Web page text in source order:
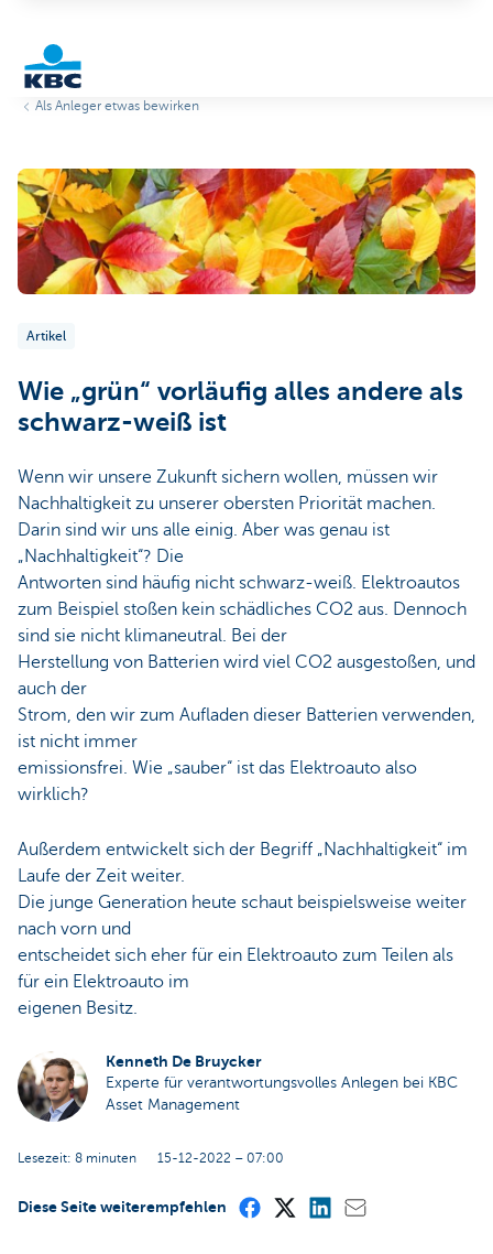
Als Anleger etwas bewirken
Artikel
Wie „grün“ vorläufig alles andere als
schwarz-weiß ist
Wenn wir unsere Zukunft sichern wollen, müssen wir
Nachhaltigkeit zu unserer obersten Priorität machen.
Darin sind wir uns alle einig. Aber was genau ist
„Nachhaltigkeit“? Die
Antworten sind häufig nicht schwarz-weiß. Elektroautos
zum Beispiel stoßen kein schädliches CO2 aus. Dennoch
sind sie nicht klimaneutral. Bei der
Herstellung von Batterien wird viel CO2 ausgestoßen, und
auch der
Strom, den wir zum Aufladen dieser Batterien verwenden,
ist nicht immer
emissionsfrei. Wie „sauber“ ist das Elektroauto also
wirklich?
Außerdem entwickelt sich der Begriff „Nachhaltigkeit“ im
Laufe der Zeit weiter.
Die junge Generation heute schaut beispielsweise weiter
nach vorn und
entscheidet sich eher für ein Elektroauto zum Teilen als
für ein Elektroauto im
eigenen Besitz.
Kenneth De Bruycker
Experte für verantwortungsvolles Anlegen bei KBC
Asset Management
Lesezeit: 8 minuten 15-12-2022 – 07:00
Diese Seite weiterempfehlen